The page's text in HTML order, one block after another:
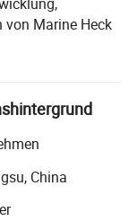
von Marine Heck
das
Vertriebs-und
verfügt
auf den
der Produkte
mit
China